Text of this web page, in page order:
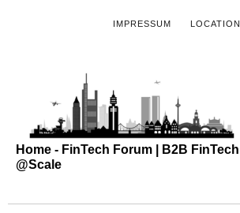
IMPRESSUM LOCATION
Home - FinTech Forum | B2B FinTech
@Scale